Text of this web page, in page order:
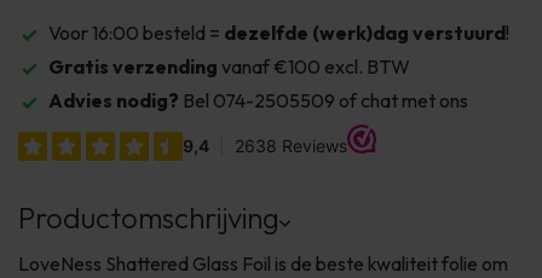
Voor 16:00 besteld = dezelfde (werk)dag verstuurd!
Gratis verzending vanaf €100 excl. BTW
Advies nodig? Bel 074-2505509 of chat met ons
Productomschrijving
LoveNess Shattered Glass Foil is de beste kwaliteit folie om